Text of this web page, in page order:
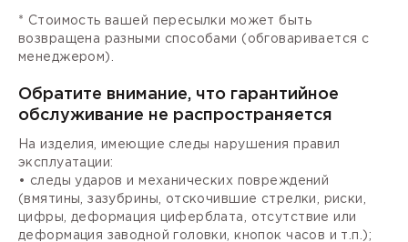
* Стоимость вашей пересылки может быть
возвращена разными способами (обговаривается с
менеджером).
Обратите внимание, что гарантийное
обслуживание не распространяется
На изделия, имеющие следы нарушения правил
эксплуатации:
• следы ударов и механических повреждений
(вмятины, зазубрины, отскочившие стрелки, риски,
цифры, деформация циферблата, отсутствие или
деформация заводной головки, кнопок часов и т.п.);